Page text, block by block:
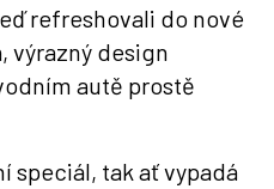
refreshovali do nové
výrazný design
autě prostě
speciál, tak ať vypadá